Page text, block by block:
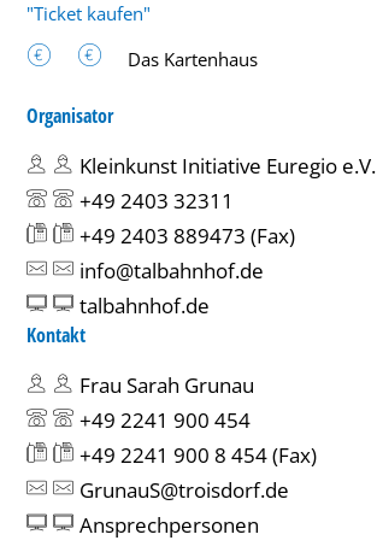
"Ticket kaufen"
Das Kartenhaus
Organisator
Kleinkunst Initiative Euregio e.V.
+49 2403 32311
+49 2403 889473 (Fax)
info@talbahnhof.de
talbahnhof.de
Kontakt
Frau Sarah Grunau
+49 2241 900 454
+49 2241 900 8 454(Fax)
GrunauS@troisdorf.de
Ansprechpersonen